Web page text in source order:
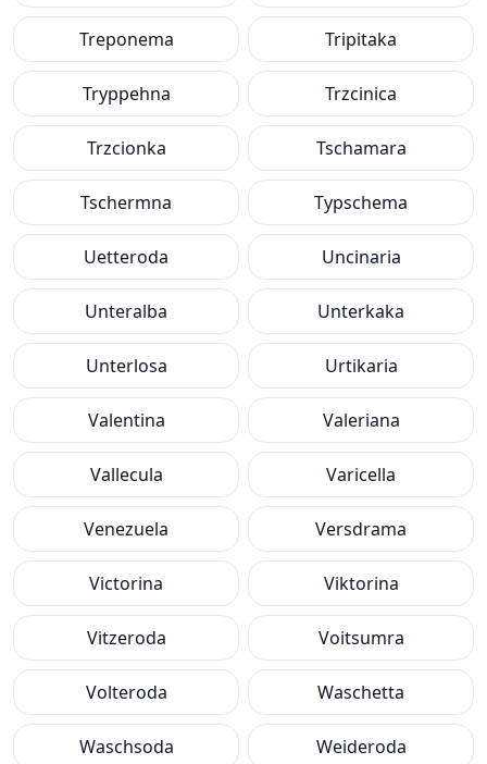
Treponema Tripitaka
Tryppehna Trzcinica
Trzcionka Tschamara
Tschermna Typschema
Uetteroda Uncinaria
Unteralba Unterkaka
Unterlosa Urtikaria
Valentina Valeriana
Vallecula Varicella
Venezuela Versdrama
Victorina Viktorina
Vitzeroda Voitsumra
Volteroda Waschetta
Waschsoda Weideroda